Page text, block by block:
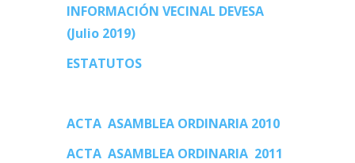
INFORMACIÓN VECINAL DEVESA
(Julio 2019)
ESTATUTOS
ACTA ASAMBLEA ORDINARIA 2010
ACTA ASAMBLEA ORDINARIA 2011